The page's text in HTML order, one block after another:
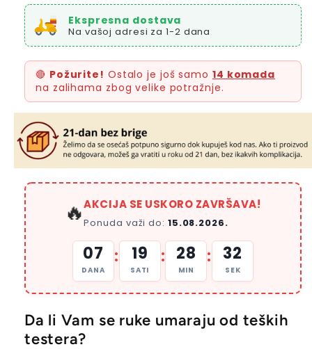
Ekspresna dostava
Na vašoj adresi za 1-2 dana
🔴 Požurite! Ostalo je još samo 14 komada
na zalihama zbog velike potražnje.
🔥AKCIJA SE USKORO ZAVRŠAVA!
Ponuda važi do: 15.08.2026.
07
DANA
: 19
SATI
: 28
MIN
: 30
SEK
Da li Vam se ruke umaraju od teških
testera?